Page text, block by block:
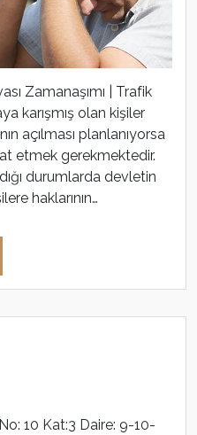
Zamanaşımı | Trafik
karışmış olan kişiler
açılması planlanıyorsa
etmek gerekmektedir.
durumlarda devletin
haklarının…
10 Kat:3 Daire: 9-10-